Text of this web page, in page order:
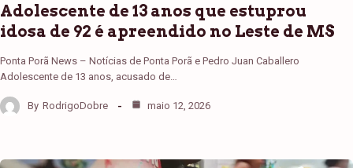
Adolescente de 13 anos que estuprou
idosa de 92 é apreendido no Leste de MS
Ponta Porã News – Notícias de Ponta Porã e Pedro Juan Caballero
Adolescente de 13 anos, acusado de…
By RodrigoDobre maio 12, 2026